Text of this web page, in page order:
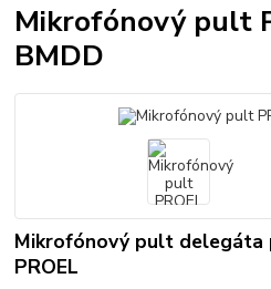
Mikrofónový pult
BMDD
Mikrofónový pult delegáta
PROEL